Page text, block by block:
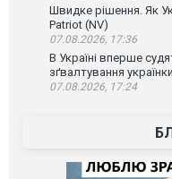
Швидке рішення. Як
Patriot (NV)
07.08.2026, 17:36
В Україні вперше
зґвалтування
07.08.2026, 17:24